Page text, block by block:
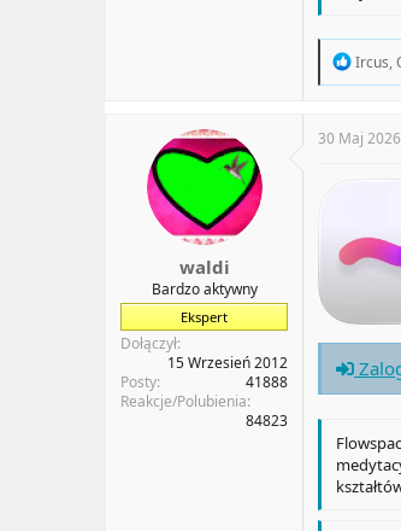
R
t
:
Ircus,
waldi
Bardzo aktywny
Ekspert
Dołączył
15 Wrzesień 2012
Posty
41888
Reakcje/Polubienia
84823
30 Maj 2026